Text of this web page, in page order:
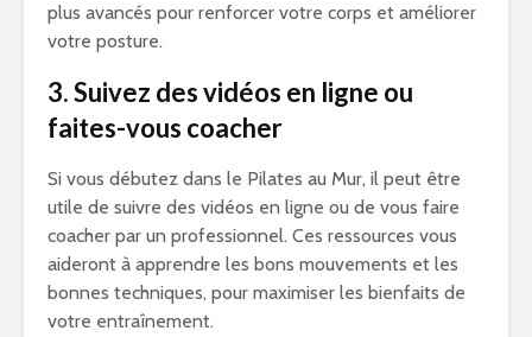
plus avancés pour renforcer votre corps et améliorer
votre posture.
3. Suivez des vidéos en ligne ou
faites-vous coacher
Si vous débutez dans le Pilates au Mur, il peut être
utile de suivre des vidéos en ligne ou de vous faire
coacher par un professionnel. Ces ressources vous
aideront à apprendre les bons mouvements et les
bonnes techniques, pour maximiser les bienfaits de
votre entraînement.